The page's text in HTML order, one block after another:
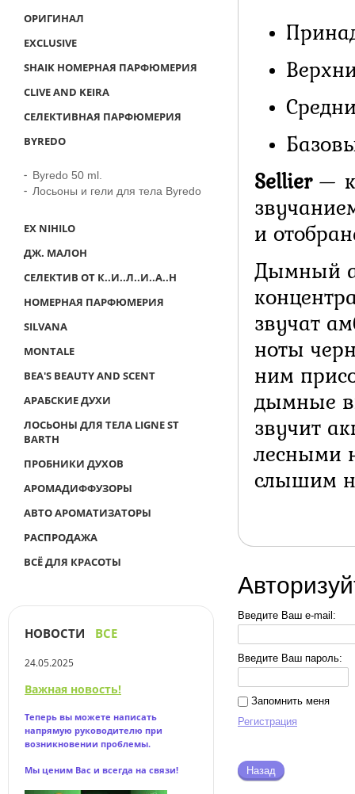
Sellier —
и
Дымный
звучат
ноты
ним
дымные
звучит
лесными
слышим
Введите Ваш e-mail:
Введите Ваш пароль:
Запомнить меня
Регистрация
Назад
ОРИГИНАЛ
EXCLUSIVE
SHAIK НОМЕРНАЯ ПАРФЮМЕРИЯ
CLIVE AND KEIRA
СЕЛЕКТИВНАЯ ПАРФЮМЕРИЯ
BYREDO
Byredo 50 ml.
Лосьоны и гели для тела Byredo
EX NIHILO
ДЖ. МАЛОН
СЕЛЕКТИВ ОТ К..И..Л..И..А..Н
НОМЕРНАЯ ПАРФЮМЕРИЯ
SILVANA
MONTALE
BEA'S BEAUTY AND SCENT
АРАБСКИЕ ДУХИ
ЛОСЬОНЫ ДЛЯ ТЕЛА LIGNE ST
BARTH
ПРОБНИКИ ДУХОВ
АРОМАДИФФУЗОРЫ
АВТО АРОМАТИЗАТОРЫ
РАСПРОДАЖА
ВСЁ ДЛЯ КРАСОТЫ
НОВОСТИ ВСЕ
24.05.2025
Важная новость!
Теперь вы можете написать
напрямую руководителю при
возникновении проблемы.
Мы ценим Вас и всегда на связи!